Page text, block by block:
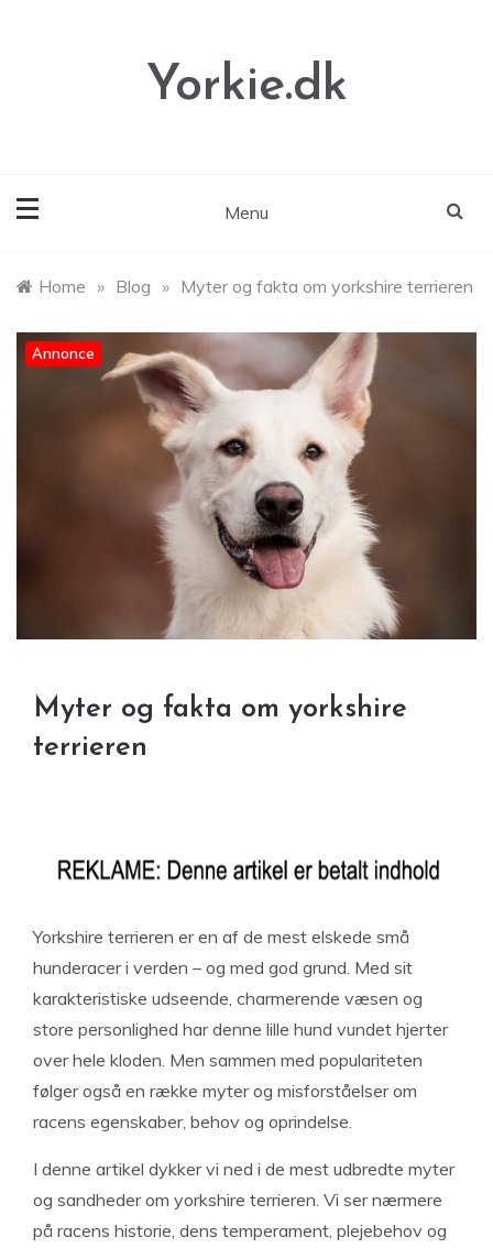
Yorkie.dk
Menu
Home » Blog » Myter og fakta om yorkshire terrieren
Annonce
Myter og fakta om yorkshire
terrieren
Yorkshire terrieren er en af de mest elskede små
hunderacer i verden – og med god grund. Med sit
karakteristiske udseende, charmerende væsen og
store personlighed har denne lille hund vundet hjerter
over hele kloden. Men sammen med populariteten
følger også en række myter og misforståelser om
racens egenskaber, behov og oprindelse.
I denne artikel dykker vi ned i de mest udbredte myter
og sandheder om yorkshire terrieren. Vi ser nærmere
på racens historie, dens temperament, plejebehov og